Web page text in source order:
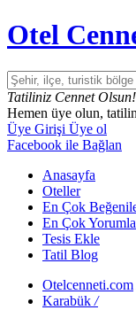
Otel
Tatiliniz Cennet Olsun!
Hemen üye olun,
Üye Girişi Üye ol
Facebook ile Bağlan
Anasayfa
Oteller
En Çok
En Çok
Tesis Ekle
Tatil Blog
Otelcenneti.com
Karabük /